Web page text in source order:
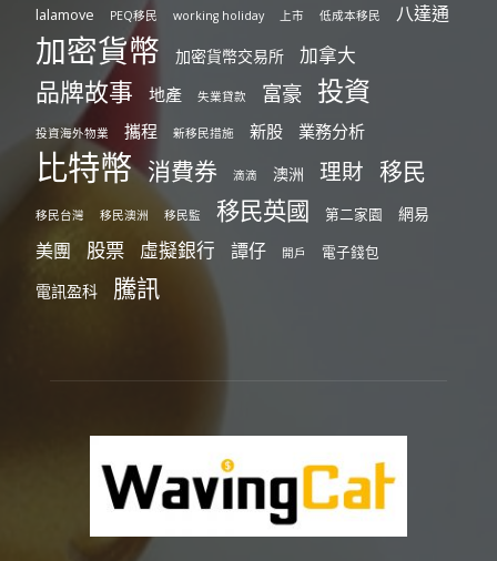
lalamove PEQ移民 working holiday 上市 低成本移民 八達通
加密貨幣 加密貨幣交易所 加拿大
品牌故事 地產 失業貸款 富豪 投資
投資海外物業 攜程 新移民措施 新股 業務分析
比特幣 消費券 滴滴 澳洲 理財 移民
移民台灣 移民澳洲 移民監 移民英國 第二家園 網易
美團 股票 虛擬銀行 譚仔 開戶 電子錢包
電訊盈科 騰訊